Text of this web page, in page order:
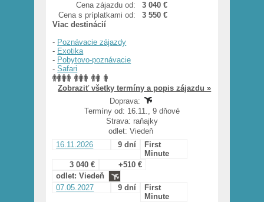
Cena zájazdu od:
3 040 €
Cena s príplatkami od:
3 550 €
Viac destinácií
- Poznávacie zájazdy
- Exotika
- Pobytovo-poznávacie
-Safari
Zobraziť všetky termíny a popis zájazdu »
Doprava:
Termíny od: 16.11., 9 dňové
Strava: raňajky
odlet: Viedeň
16.11.2026
9 dní
First
Minute
3 040 €
+510 €
odlet: Viedeň
07.05.2027
9 dní
First
Minute